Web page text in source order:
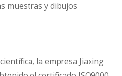
muestras y dibujos
la empresa Jiaxing